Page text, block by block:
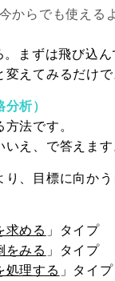
からでも使える
まずは飛び込ん
えてみるだけ
析）
法です。
え、で答えます
り、目標に向か
求める 」タイプ
をみる 」タイプ
処理する 」タイプ